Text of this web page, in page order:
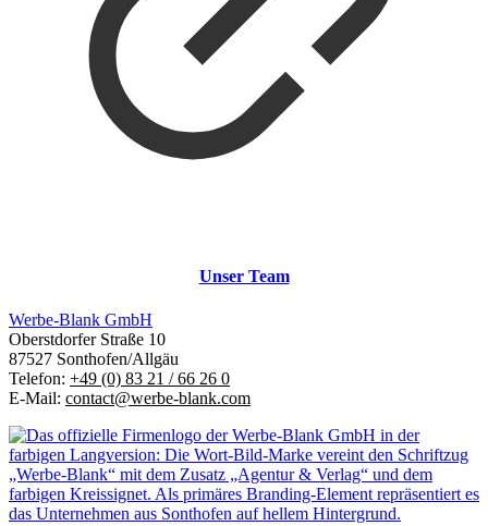
Unser Team
Werbe-Blank GmbH
Oberstdorfer Straße 10
87527 Sonthofen/Allgäu
Telefon: +49 (0) 83 21 / 66 26 0
E-Mail: contact@werbe-blank.com